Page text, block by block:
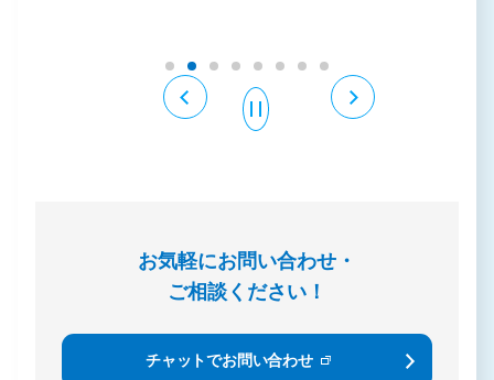
お気軽にお問い合わせ・
ご相談ください！
チャットでお問い合わせ